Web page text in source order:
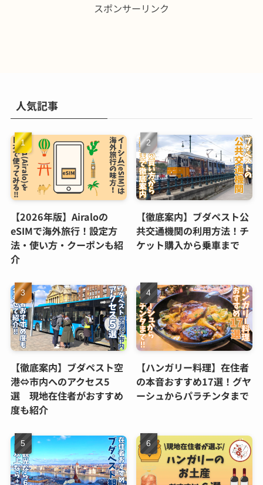
スポンサーリンク
人気記事
【2026年版】Airaloの
eSIMで海外旅行！設定方
法・使い方・クーポンも紹
介
【徹底案内】ブダペスト公
共交通機関の利用方法！チ
ケット購入から乗車まで
【徹底案内】ブダペスト空
港⇔市内へのアクセス5
選 現地在住者がおすすめ
度も紹介
【ハンガリー料理】在住者
の本音おすすめ17選！グヤ
ーシュからパラチンタまで